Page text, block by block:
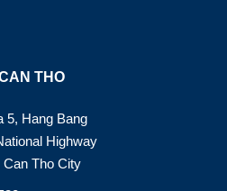
THO
5, Hang Bang
Highway
Can Tho City